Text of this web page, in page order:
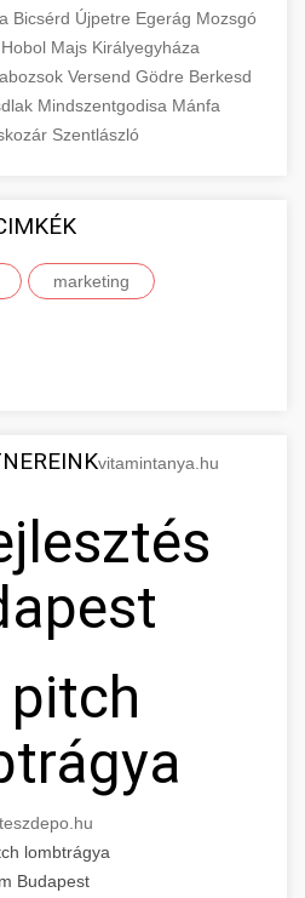
Bicsérd Újpetre Egerág Mozsgó
Hobol Majs Királyegyháza
Versend Gödre Berkesd
Mindszentgodisa Mánfa
Szentlászló
marketing
vitamintanya.hu
pitch
lombtrágya
Budapest